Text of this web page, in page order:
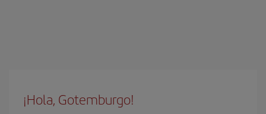
¡Hola, Gotemburgo!